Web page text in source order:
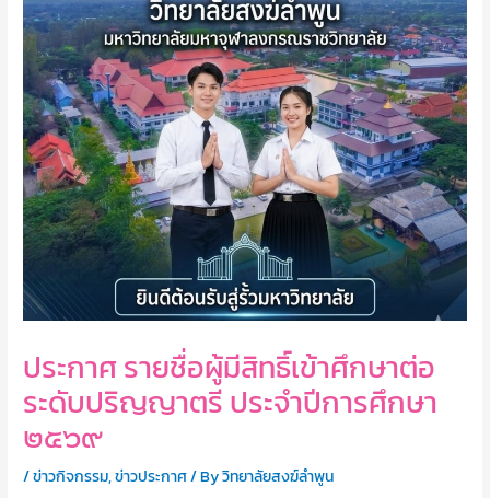
ประกาศ รายชื่อผู้มีสิทธิ์เข้าศึกษาต่อ
ระดับปริญญาตรี ประจำปีการศึกษา
๒๕๖๙
/ข่าวกิจกรรม,ข่าวประกาศ/ Byวิทยาลัยสงฆ์ลำพูน